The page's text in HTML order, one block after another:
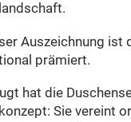
Auszeichnung ist
prämiert.
hat die
Sie vereint